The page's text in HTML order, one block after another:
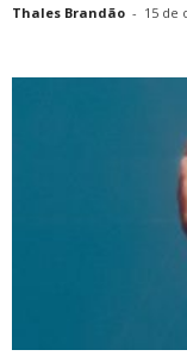
Thales Brandão - 15 de